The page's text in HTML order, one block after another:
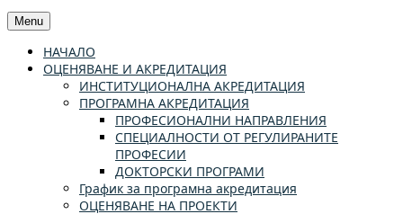
Menu
НАЧАЛО
ОЦЕНЯВАНЕ И АКРЕДИТАЦИЯ
ИНСТИТУЦИОНАЛНА АКРЕДИТАЦИЯ
ПРОГРАМНА АКРЕДИТАЦИЯ
ПРОФЕСИОНАЛНИ НАПРАВЛЕНИЯ
СПЕЦИАЛНОСТИ ОТ РЕГУЛИРАНИТЕ
ПРОФЕСИИ
ДОКТОРСКИ ПРОГРАМИ
График за програмна акредитация
ОЦЕНЯВАНЕ НА ПРОЕКТИ